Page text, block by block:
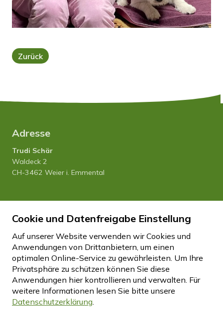
Zurück
Adresse
Trudi Schär
Waldeck 2
CH-3462 Weier i. Emmental
Natel 079 458 27 20
Impressum Datenschutz
Disclaimer
Cookie Einstellungen
Cookie und Datenfreigabe Einstellung
Auf unserer Website verwenden wir Cookies und
Anwendungen von Drittanbietern, um einen
optimalen Online-Service zu gewährleisten. Um Ihre
Privatsphäre zu schützen können Sie diese
Anwendungen hier kontrollieren und verwalten. Für
weitere Informationen lesen Sie bitte unsere
Datenschutzerklärung.